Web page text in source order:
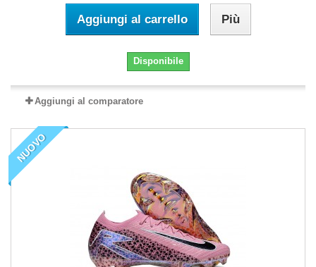
Aggiungi al carrello Più
Disponibile
Aggiungi al comparatore
NUOVO